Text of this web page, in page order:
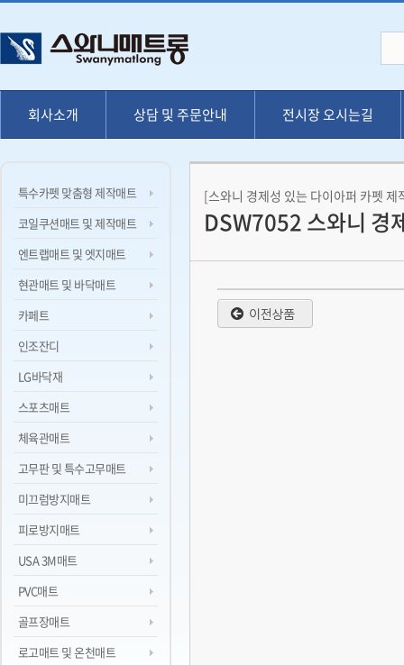
회사소개 상담 및 주문안내 전시장 오시는길
특수카펫 맞춤형 제작매트
코일쿠션매트 및 제작매트
엔트랩매트 및 엣지매트
현관매트 및 바닥매트
카페트
인조잔디
LG바닥재
스포츠매트
체육관매트
고무판 및 특수고무매트
미끄럼방지매트
피로방지매트
USA 3M매트
PVC매트
골프장매트
로고매트 및 온천매트
[스와니 경제성 있는 다이아퍼 카펫 제
DSW7052 스와니 경